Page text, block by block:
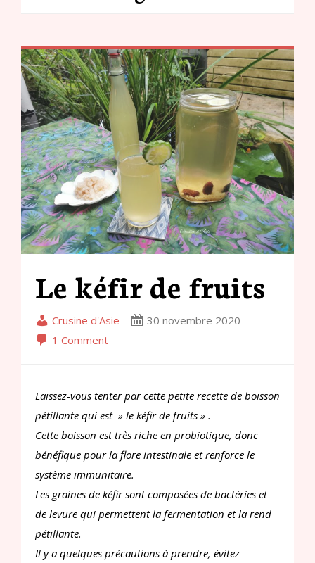
Le kéfir de fruits
Crusine d'Asie
30 novembre 2020
1 Comment
Laissez-vous tenter par cette petite recette de boisson
pétillante qui est » le kéfir de fruits » .
Cette boisson est très riche en probiotique, donc
bénéfique pour la flore intestinale et renforce le
système immunitaire.
Les graines de kéfir sont composées de bactéries et
de levure qui permettent la fermentation et la rend
pétillante.
Il y a quelques précautions à prendre, évitez